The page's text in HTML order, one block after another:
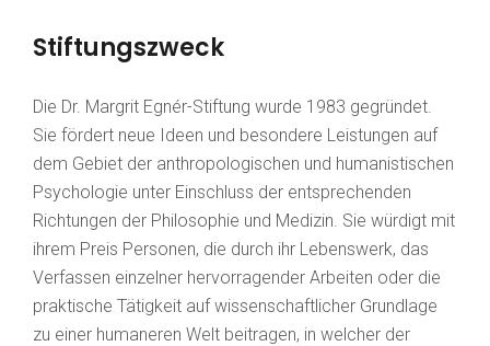
Stiftungszweck
Die Dr. Margrit Egnér-Stiftung wurde 1983 gegründet.
Sie fördert neue Ideen und besondere Leistungen auf
dem Gebiet der anthropologischen und humanistischen
Psychologie unter Einschluss der entsprechenden
Richtungen der Philosophie und Medizin. Sie würdigt mit
ihrem Preis Personen, die durch ihr Lebenswerk, das
Verfassen einzelner hervorragender Arbeiten oder die
praktische Tätigkeit auf wissenschaftlicher Grundlage
zu einer humaneren Welt beitragen, in welcher der